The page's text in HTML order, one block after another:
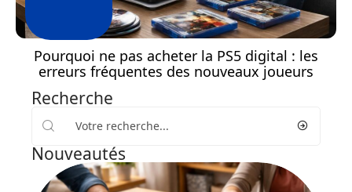
Pourquoi ne pas acheter la PS5 digital : les
erreurs fréquentes des nouveaux joueurs
Recherche
Nouveautés